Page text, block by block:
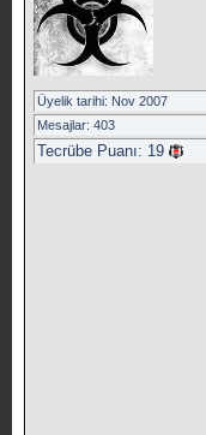
Üyelik tarihi: Nov 2007
Mesajlar: 403
Tecrübe Puanı: 19